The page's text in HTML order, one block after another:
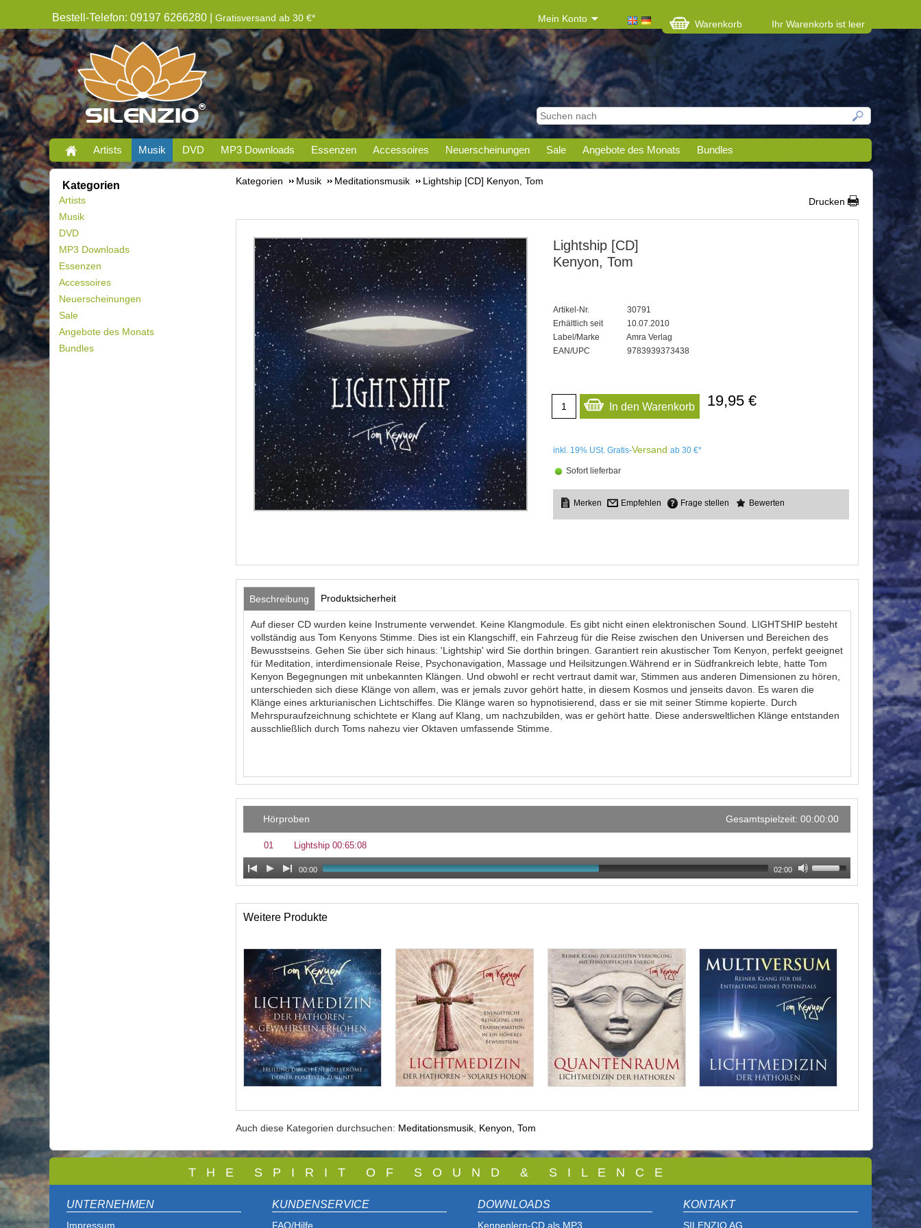
Bestell-Telefon: 09197 6266280 | Gratisversand ab 30 €* Mein Konto Warenkorb Ihr Warenkorb ist leer
Artists Musik DVD MP3 Downloads Essenzen Accessoires Neuerscheinungen Sale Angebote des Monats Bundles
Kategorien
Artists
Musik
DVD
MP3 Downloads
Essenzen
Accessoires
Neuerscheinungen
Sale
Angebote des Monats
Bundles
Kategorien Musik Meditationsmusik
Lightship [CD] Kenyon, Tom
Drucken
Lightship [CD]
Kenyon, Tom
Artikel-Nr.
30791
Erhältlich seit
10.07.2010
Label/Marke
Amra Verlag
EAN/UPC
9783939373438
In den Warenkorb 19,95 €
inkl. 19% USt. Gratis-Versand ab 30 €*
Sofort lieferbar
Empfehlen Frage stellen Bewerten
Beschreibung Produktsicherheit
Auf dieser CD wurden keine Instrumente verwendet. Keine Klangmodule. Es gibt nicht einen elektronischen Sound. LIGHTSHIP besteht
vollständig aus Tom Kenyons Stimme. Dies ist ein Klangschiff, ein Fahrzeug für die Reise zwischen den Universen und Bereichen des
Bewusstseins. Gehen Sie über sich hinaus: 'Lightship' wird Sie dorthin bringen. Garantiert rein akustischer Tom Kenyon, perfekt geeignet
für Meditation, interdimensionale Reise, Psychonavigation, Massage und Heilsitzungen.Während er in Südfrankreich lebte, hatte Tom
Kenyon Begegnungen mit unbekannten Klängen. Und obwohl er recht vertraut damit war, Stimmen aus anderen Dimensionen zu hören,
unterschieden sich diese Klänge von allem, was er jemals zuvor gehört hatte, in diesem Kosmos und jenseits davon. Es waren die
Klänge eines arkturianischen Lichtschiffes. Die Klänge waren so hypnotisierend, dass er sie mit seiner Stimme kopierte. Durch
Mehrspuraufzeichnung schichtete er Klang auf Klang, um nachzubilden, was er gehört hatte. Diese andersweltlichen Klänge entstanden
ausschließlich durch Toms nahezu vier Oktaven umfassende Stimme.
Hörproben Gesamtspielzeit: 00:00:00
01 Lightship 00:65:08
00:00 02:00
Weitere Produkte
Auch diese Kategorien durchsuchen: Meditationsmusik Kenyon, Tom
T H E S P I R I T O F S O U N D & S I L E N C E
UNTERNEHMEN
Impressum
KUNDENSERVICE
FAQ/Hilfe
DOWNLOADS
Kennenlern-CD als MP3
KONTAKT
SILENZIO AG